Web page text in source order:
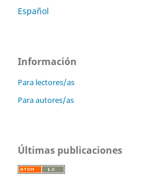
Español
Información
Para lectores/as
Para autores/as
Últimas publicaciones